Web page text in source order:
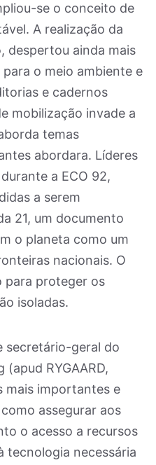
se o conceito de
A realização da
despertou ainda mais
o meio ambiente e
e cadernos
mobilização invade a
temas
abordara. Líderes
a ECO 92,
a serem
21, um documento
o planeta como um
nacionais. O
para proteger os
isoladas.
secretário-geral do
RYGAARD,
mais importantes e
assegurar aos
o acesso a recursos
tecnologia necessária